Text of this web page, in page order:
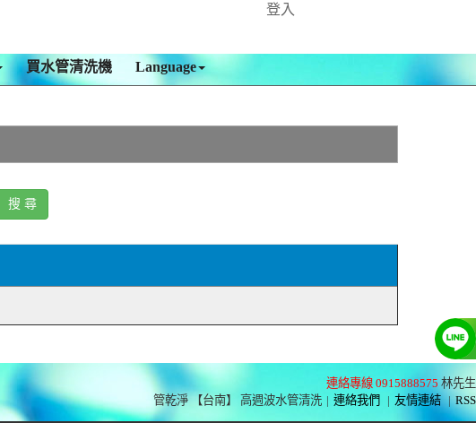
登入
買水管清洗機 Language
連絡專線 0915888575 林先生
管乾淨 【台南】 高週波水管清洗 | 連絡我們 | 友情連結 | RSS